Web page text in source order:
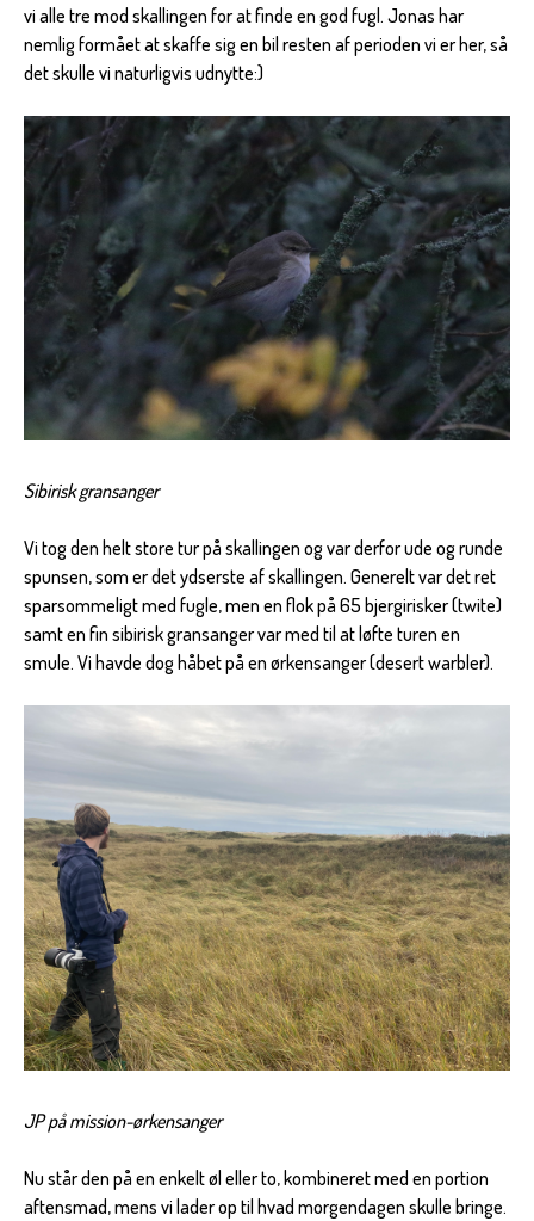
vi alle tre mod skallingen for at finde en god fugl. Jonas har
nemlig formået at skaffe sig en bil resten af perioden vi er her, så
det skulle vi naturligvis udnytte:)
Sibirisk gransanger
Vi tog den helt store tur på skallingen og var derfor ude og runde
spunsen, som er det ydserste af skallingen. Generelt var det ret
sparsommeligt med fugle, men en flok på 65 bjergirisker (twite)
samt en fin sibirisk gransanger var med til at løfte turen en
smule. Vi havde dog håbet på en ørkensanger (desert warbler).
JP på mission-ørkensanger
Nu står den på en enkelt øl eller to, kombineret med en portion
aftensmad, mens vi lader op til hvad morgendagen skulle bringe.